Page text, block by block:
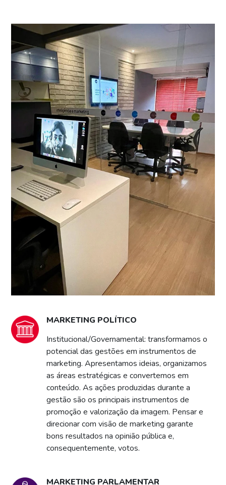
MARKETING POLÍTICO
Institucional/Governamental: transformamos o
potencial das gestões em instrumentos de
marketing. Apresentamos ideias, organizamos
as áreas estratégicas e convertemos em
conteúdo. As ações produzidas durante a
gestão são os principais instrumentos de
promoção e valorização da imagem. Pensar e
direcionar com visão de marketing garante
bons resultados na opinião pública e,
consequentemente, votos.
MARKETING PARLAMENTAR